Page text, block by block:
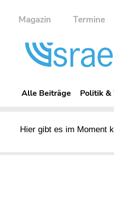
Magazin Termine
Alle Beiträge Politik
Hier gibt es im Moment